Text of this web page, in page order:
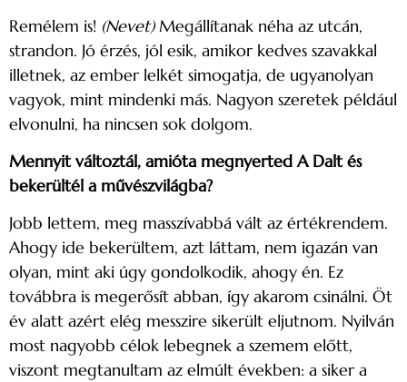
Remélem is! (Nevet)Megállítanak néha az utcán,
strandon. Jó érzés, jól esik, amikor kedves szavakkal
illetnek, az ember lelkét simogatja, de ugyanolyan
vagyok, mint mindenki más. Nagyon szeretek például
elvonulni, ha nincsen sok dolgom.
Mennyit változtál, amióta megnyerted A Dalt és
bekerültél a művészvilágba?
Jobb lettem, meg masszívabbá vált az értékrendem.
Ahogy ide bekerültem, azt láttam, nem igazán van
olyan, mint aki úgy gondolkodik, ahogy én. Ez
továbbra is megerősít abban, így akarom csinálni. Öt
év alatt azért elég messzire sikerült eljutnom. Nyilván
most nagyobb célok lebegnek a szemem előtt,
viszont megtanultam az elmúlt években: a siker a